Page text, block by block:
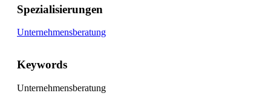
Spezialisierungen
Unternehmensberatung
Keywords
Unternehmensberatung